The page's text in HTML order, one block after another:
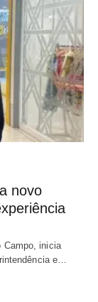
novo
Campo, inicia
e…